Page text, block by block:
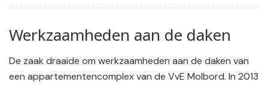
Werkzaamheden aan de daken
De zaak draaide om werkzaamheden aan de daken van
een appartementencomplex van de VvE Molbord. In 2013